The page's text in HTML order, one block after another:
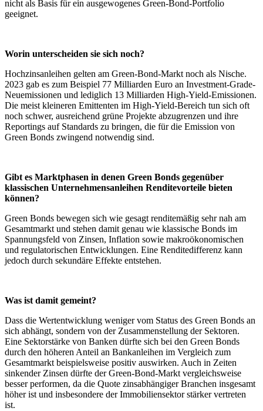
nicht als Basis für ein ausgewogenes Green-Bond-Portfolio
geeignet.
Worin unterscheiden sie sich noch?
Hochzinsanleihen gelten am Green-Bond-Markt noch als Nische.
2023 gab es zum Beispiel 77 Milliarden Euro an Investment-Grade-
Neuemissionen und lediglich 13 Milliarden High-Yield-Emissionen.
Die meist kleineren Emittenten im High-Yield-Bereich tun sich oft
noch schwer, ausreichend grüne Projekte abzugrenzen und ihre
Reportings auf Standards zu bringen, die für die Emission von
Green Bonds zwingend notwendig sind.
Gibt es Marktphasen in denen Green Bonds gegenüber
klassischen Unternehmensanleihen Renditevorteile bieten
können?
Green Bonds bewegen sich wie gesagt renditemäßig sehr nah am
Gesamtmarkt und stehen damit genau wie klassische Bonds im
Spannungsfeld von Zinsen, Inflation sowie makroökonomischen
und regulatorischen Entwicklungen. Eine Renditedifferenz kann
jedoch durch sekundäre Effekte entstehen.
Was ist damit gemeint?
Dass die Wertentwicklung weniger vom Status des Green Bonds an
sich abhängt, sondern von der Zusammenstellung der Sektoren.
Eine Sektorstärke von Banken dürfte sich bei den Green Bonds
durch den höheren Anteil an Bankanleihen im Vergleich zum
Gesamtmarkt beispielsweise positiv auswirken. Auch in Zeiten
sinkender Zinsen dürfte der Green-Bond-Markt vergleichsweise
besser performen, da die Quote zinsabhängiger Branchen insgesamt
höher ist und insbesondere der Immobiliensektor stärker vertreten
ist.